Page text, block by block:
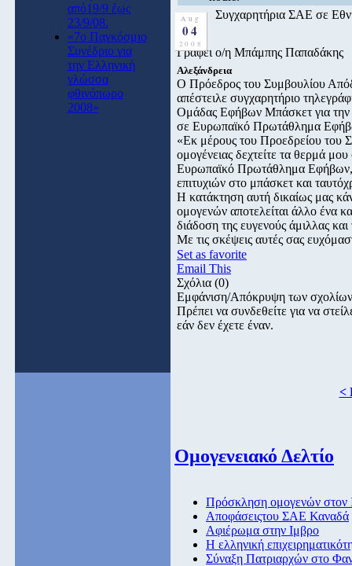
από19/9 έως
23/9/08.
«7o Παγκόσμιο
Συνέδριο για
την Ελληνική
γλώσσα
φθινόπωρο
2008»
Aug
04
2008
Συγχαρητήρια ΣΑΕ σε
Γράφει ο/η Μπάμπης Παπαδάκης
Αλεξάνδρεια
Ο Πρόεδρος του Συμβουλίου
απέστειλε συγχαρητήριο
Ομάδας Εφήβων Μπάσκετ για την
σε Ευρωπαϊκό Πρωτάθλημα
«Εκ μέρους του Προεδρείου του
ομογένειας δεχτείτε τα θερμά
Ευρωπαϊκό Πρωτάθλημα Εφήβων,
επιτυχιών στο μπάσκετ και
Η κατάκτηση αυτή δικαίως μας
ομογενών αποτελείται άλλο ένα
διάδοση της ευγενούς άμιλλας
Με τις σκέψεις αυτές σας
Set as favorite
Email This
Σχόλια (0)
Εμφάνιση/Απόκρυψη των σχολίων
Πρέπει να συνδεθείτε για να
εάν δεν έχετε έναν.
<
Ομογενειακό Δελτίο
Πρόσκληση ομογενών στον
Αποφάσειςτου ΣΑΕ Καναδά
Αφιέρωμα στην Ιμβρο
Η ελληνική
Σύναξη Πατριαρχών στο